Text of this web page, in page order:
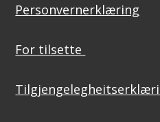
Personvernerklæring
For tilsette